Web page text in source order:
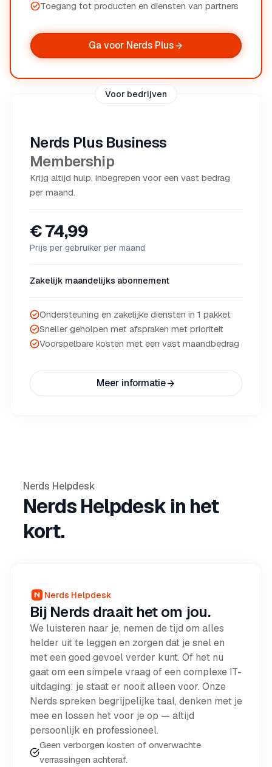
Toegang tot producten en diensten van partners
Ga voor Nerds Plus
Nerds Plus Business
Membership
Krijg altijd hulp, inbegrepen voor een vast bedrag
per maand.
€ 74,99
Prijs per gebruiker per maand
Zakelijk maandelijks abonnement
Ondersteuning en zakelijke diensten in 1 pakket
Sneller geholpen met afspraken met prioriteit
Voorspelbare kosten met een vast maandbedrag
Meer informatie
Voor bedrijven
Nerds Helpdesk
Nerds Helpdesk in het
kort.
Nerds Helpdesk
Bij Nerds draait het om jou.
We luisteren naar je, nemen de tijd om alles
helder uit te leggen en zorgen dat je snel en
met een goed gevoel verder kunt. Of het nu
gaat om een simpele vraag of een complexe IT-
uitdaging: je staat er nooit alleen voor. Onze
Nerds spreken begrijpelijke taal, denken met je
mee en lossen het voor je op — altijd
persoonlijk en professioneel.
Geen verborgen kosten of onverwachte
verrassingen achteraf.